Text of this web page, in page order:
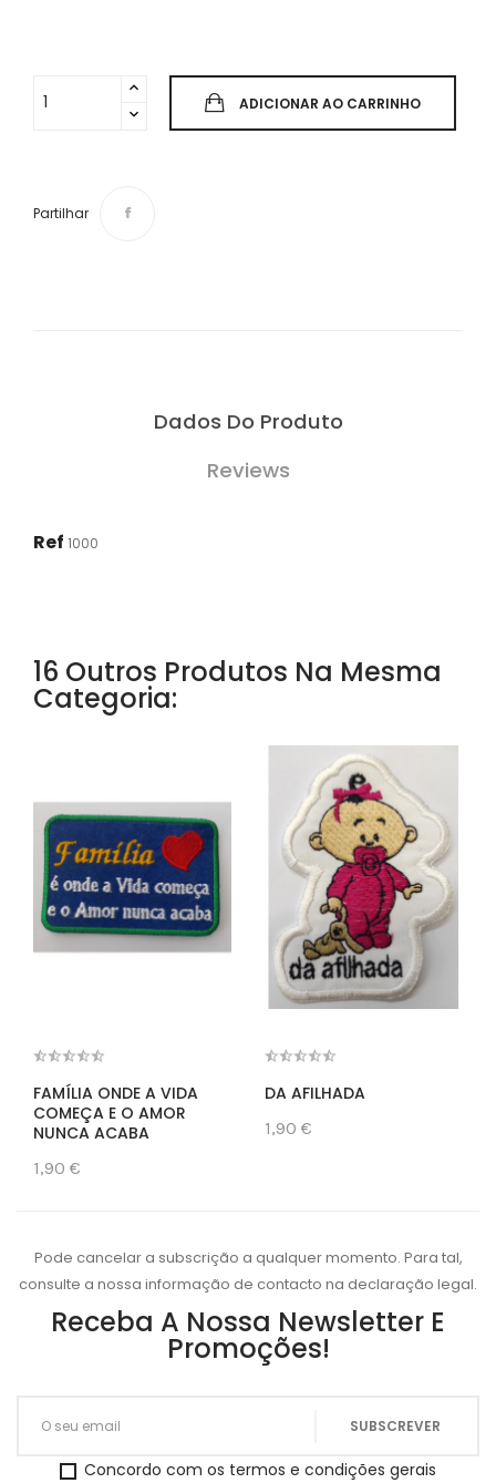
ADICIONAR AO CARRINHO
Partilhar
Dados Do Produto
Reviews
Ref 1000
16 Outros Produtos Na Mesma
Categoria:
FAMÍLIA ONDE A VIDA
COMEÇA E O AMOR
NUNCA ACABA
1,90 €
DA AFILHADA
1,90 €
Pode cancelar a subscrição a qualquer momento. Para tal,
consulte a nossa informação de contacto na declaração legal.
Receba A Nossa Newsletter E
Promoções!
Concordo com os termos e condições gerais